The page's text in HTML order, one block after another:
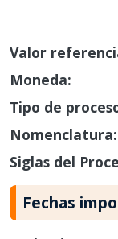
Valor
Moneda:
Tipo de
Nomenclatura:
Siglas del
Fechas